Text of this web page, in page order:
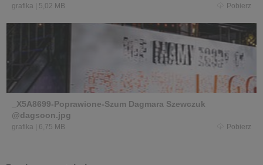
grafika 5,02 MB Pobierz
_X5A8699-Poprawione-Szum Dagmara Szewczuk
@dagsoon.jpg
grafika 6,75 MB Pobierz